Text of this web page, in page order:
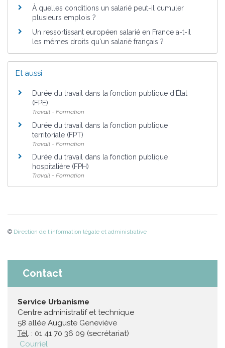
À quelles conditions un salarié peut-il cumuler
plusieurs emplois ?
Un ressortissant européen salarié en France a-t-il
les mêmes droits qu'un salarié français ?
Et aussi
Durée du travail dans la fonction publique d'État
(FPE)
Travail - Formation
Durée du travail dans la fonction publique
territoriale (FPT)
Travail - Formation
Durée du travail dans la fonction publique
hospitalière (FPH)
Travail - Formation
© Direction de l'information légale et administrative
Contact
Service Urbanisme
Centre administratif et technique
58 allée Auguste Geneviève
Tél. : 01 41 70 36 09 (secrétariat)
Courriel